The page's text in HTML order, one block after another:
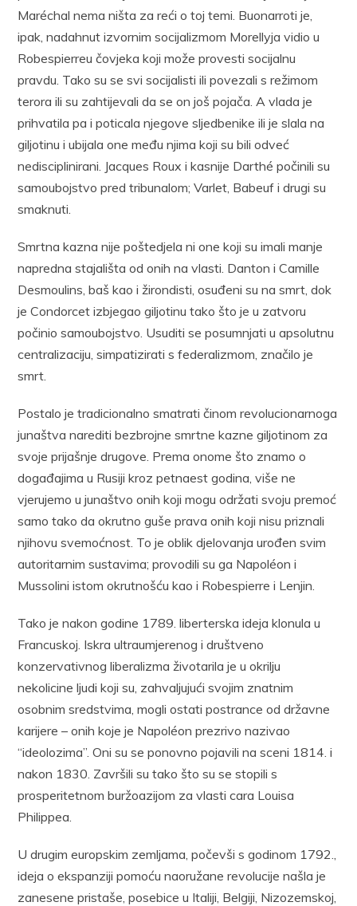
Maréchal nema ništa za reći o toj temi. Buonarroti je,
ipak, nadahnut izvornim socijalizmom Morellyja vidio u
Robespierreu čovjeka koji može provesti socijalnu
pravdu. Tako su se svi socijalisti ili povezali s režimom
terora ili su zahtijevali da se on još pojača. A vlada je
prihvatila pa i poticala njegove sljedbenike ili je slala na
giljotinu i ubijala one među njima koji su bili odveć
nedisciplinirani. Jacques Roux i kasnije Darthé počinili su
samoubojstvo pred tribunalom; Varlet, Babeuf i drugi su
smaknuti.
Smrtna kazna nije poštedjela ni one koji su imali manje
napredna stajališta od onih na vlasti. Danton i Camille
Desmoulins, baš kao i žirondisti, osuđeni su na smrt, dok
je Condorcet izbjegao giljotinu tako što je u zatvoru
počinio samoubojstvo. Usuditi se posumnjati u apsolutnu
centralizaciju, simpatizirati s federalizmom, značilo je
smrt.
Postalo je tradicionalno smatrati činom revolucionarnoga
junaštva narediti bezbrojne smrtne kazne giljotinom za
svoje prijašnje drugove. Prema onome što znamo o
događajima u Rusiji kroz petnaest godina, više ne
vjerujemo u junaštvo onih koji mogu održati svoju premoć
samo tako da okrutno guše prava onih koji nisu priznali
njihovu svemoćnost. To je oblik djelovanja urođen svim
autoritarnim sustavima; provodili su ga Napoléon i
Mussolini istom okrutnošću kao i Robespierre i Lenjin.
Tako je nakon godine 1789. liberterska ideja klonula u
Francuskoj. Iskra ultraumjerenog i društveno
konzervativnog liberalizma životarila je u okrilju
nekolicine ljudi koji su, zahvaljujući svojim znatnim
osobnim sredstvima, mogli ostati postrance od državne
karijere – onih koje je Napoléon prezrivo nazivao
“ideolozima”. Oni su se ponovno pojavili na sceni 1814. i
nakon 1830. Završili su tako što su se stopili s
prosperitetnom buržoazijom za vlasti cara Louisa
Philippea.
U drugim europskim zemljama, počevši s godinom 1792.,
ideja o ekspanziji pomoću naoružane revolucije našla je
zanesene pristaše, posebice u Italiji, Belgiji, Nizozemskoj,